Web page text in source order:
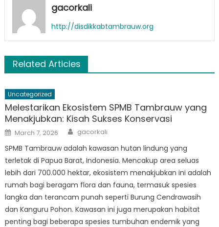
gacorkali
http://disdikkabtambrauw.org
Related Articles
Uncategorized
Melestarikan Ekosistem SPMB Tambrauw yang
Menakjubkan: Kisah Sukses Konservasi
Posted
on
March 7, 2026 Author
gacorkali
SPMB Tambrauw adalah kawasan hutan lindung yang
terletak di Papua Barat, Indonesia. Mencakup area seluas
lebih dari 700.000 hektar, ekosistem menakjubkan ini adalah
rumah bagi beragam flora dan fauna, termasuk spesies
langka dan terancam punah seperti Burung Cendrawasih
dan Kanguru Pohon. Kawasan ini juga merupakan habitat
penting bagi beberapa spesies tumbuhan endemik yang